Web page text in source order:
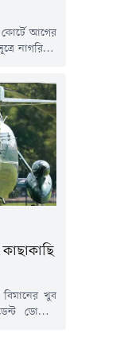
কোর্টে আগের
নাগরিকত্ব
আদেশে সই
নিয়ে
ছিল। তাই
বিমানের খুব
ডোনাল্ড